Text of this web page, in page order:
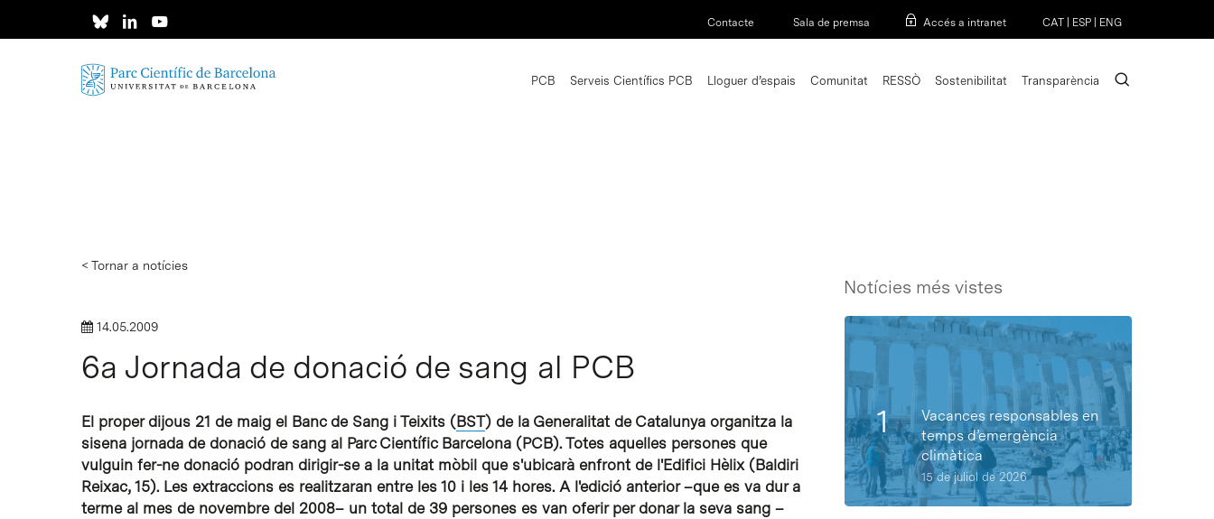
Contacte Sala de premsa Accés a intranet CAT ESP ENG
Intro per buscar o ESC per tancar
PCB Serveis Científics PCB Lloguer d’espais Comunitat RESSÒ Sostenibilitat Transparència search
< Tornar a notícies
14.05.2009
6a Jornada de donació de sang al PCB
El proper dijous 21 de maig el Banc de Sang i Teixits (BST) de la Generalitat de Catalunya organitza la
sisena jornada de donació de sang al Parc Científic Barcelona (PCB). Totes aquelles persones que
vulguin fer-ne donació podran dirigir-se a la unitat mòbil que s'ubicarà enfront de l'Edifici Hèlix (Baldiri
Reixac, 15). Les extraccions es realitzaran entre les 10 i les 14 hores. A l'edició anterior –que es va dur a
terme al mes de novembre del 2008– un total de 39 persones es van oferir per donar la seva sang –
Notícies més vistes
Vacances responsables en
temps d’emergència
climàtica
15 de juliol de 2026